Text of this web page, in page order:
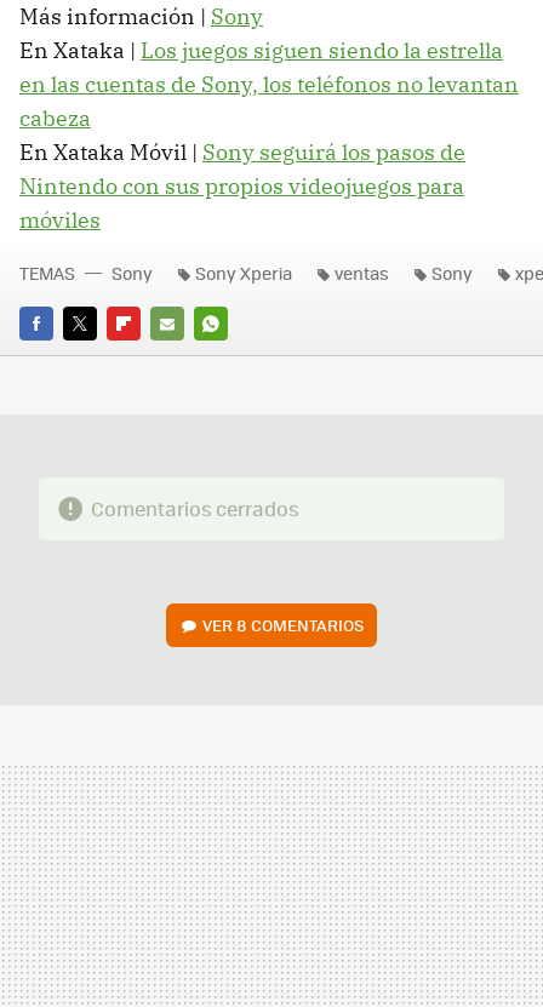
Más información | Sony
En Xataka | Los juegos siguen siendo la estrella
en las cuentas de Sony, los teléfonos no levantan
cabeza
En Xataka Móvil | Sony seguirá los pasos de
Nintendo con sus propios videojuegos para
móviles
FACEBOOK
TWITTERFLIPBOARD
E-
WHATSAPP
TEMAS Sony Sony Xperia ventas Sony
Comentarios cerrados
VER8 COMENTARIOS